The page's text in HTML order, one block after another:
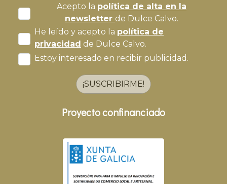
Acepto la política de alta en la
newsletter de Dulce Calvo.
He leído y acepto la política de
privacidad de Dulce Calvo.
Estoy interesado en recibir publicidad.
¡SUSCRIBIRME!
Proyecto confinanciado